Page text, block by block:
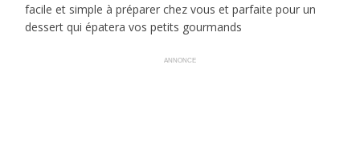
facile et simple à préparer chez vous et parfaite pour un
dessert qui épatera vos petits gourmands
ANNONCE